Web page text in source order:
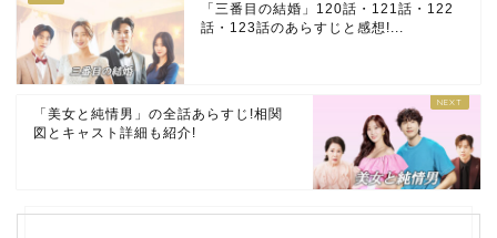
「三番目の結婚」120話・121話・122
話・123話のあらすじと感想!...
「美女と純情男」の全話あらすじ!相関
図とキャスト詳細も紹介!